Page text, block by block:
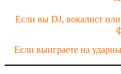
Если вы DJ, вокалист
Если выиграете на